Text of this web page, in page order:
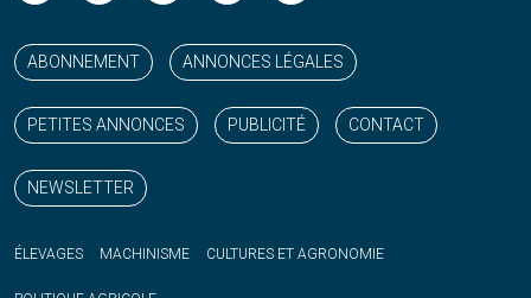
ABONNEMENT ANNONCES LÉGALES
PETITES ANNONCES PUBLICITÉ CONTACT
NEWSLETTER
ÉLEVAGES MACHINISME CULTURES ET AGRONOMIE